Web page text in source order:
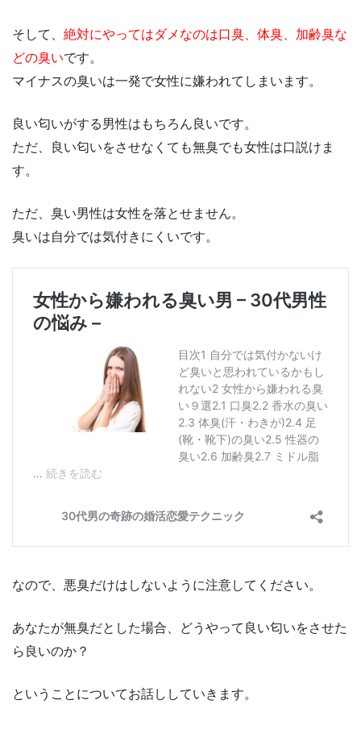
そして、 絶対にやってはダメなのは口臭、体臭、加齢臭な
どの臭いです。
マイナスの臭いは一発で女性に嫌われてしまいます。
良い匂いがする男性はもちろん良いです。
ただ、良い匂いをさせなくても無臭でも女性は口説けま
す。
ただ、臭い男性は女性を落とせません。
臭いは自分では気付きにくいです。
なので、悪臭だけはしないように注意してください。
あなたが無臭だとした場合、どうやって良い匂いをさせた
ら良いのか？
ということについてお話ししていきます。